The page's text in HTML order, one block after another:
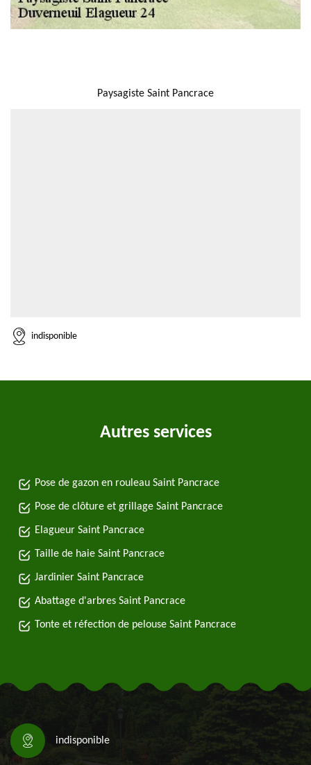
Paysagiste Saint Pancrace
indisponible
Autres services
Pose de gazon en rouleau Saint Pancrace
Pose de clôture et grillage Saint Pancrace
Elagueur Saint Pancrace
Taille de haie Saint Pancrace
Jardinier Saint Pancrace
Abattage d'arbres Saint Pancrace
Tonte et réfection de pelouse Saint Pancrace
indisponible